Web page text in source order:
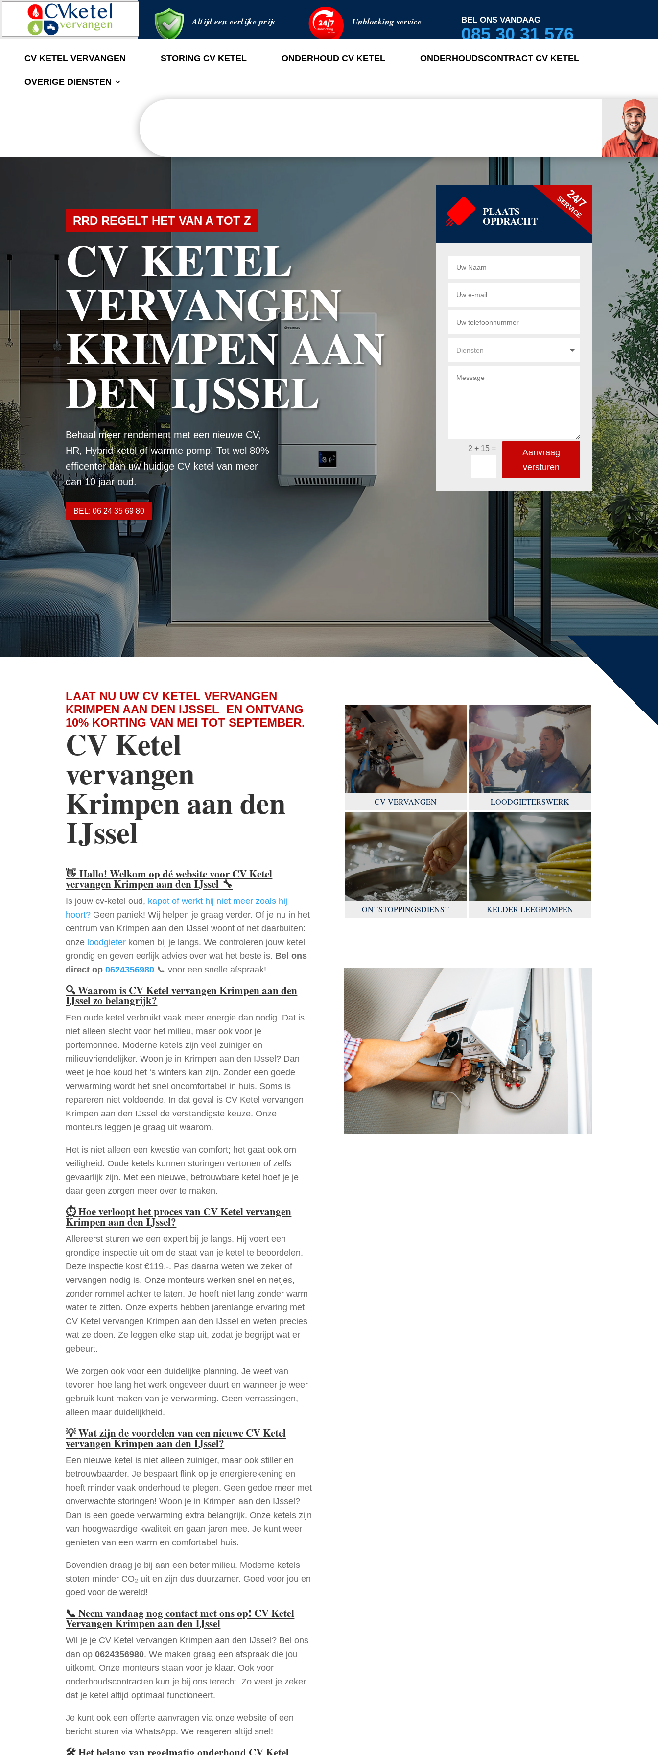
Altijd een eerlijke prijs Unblocking service BEL ONS VANDAAG
085 30 31 576
CV KETEL VERVANGEN STORING CV KETEL ONDERHOUD CV KETEL ONDERHOUDSCONTRACT CV KETEL
OVERIGE DIENSTEN
RRD REGELT HET VAN A TOT Z
CV KETEL
VERVANGEN
KRIMPEN AAN
DEN IJSSEL
Behaal meer rendement met een nieuwe CV,
HR, Hybrid ketel of warmte pomp! Tot wel 80%
efficenter dan uw huidige CV ketel van meer
dan 10 jaar oud.
BEL: 06 24 35 69 80
PLAATS
OPDRACHT
24/7
SERVICE
2 + 15=
Aanvraag
versturen
LAAT NU UW CV KETEL VERVANGEN
KRIMPEN AAN DEN IJSSEL EN ONTVANG
10% KORTING VAN MEI TOT SEPTEMBER.
CV Ketel
vervangen
Krimpen aan den
IJssel
👋Hallo! Welkom op dé website voor CV Ketel
vervangen Krimpen aan den IJssel🔧
Is jouw cv-ketel oud, kapot of werkt hij niet meer zoals hij
hoort? Geen paniek! Wij helpen je graag verder. Of je nu in het
centrum van Krimpen aan den IJssel woont of net daarbuiten:
onze loodgieter komen bij je langs. We controleren jouw ketel
grondig en geven eerlijk advies over wat het beste is. Bel ons
direct op0624356980 📞 voor een snelle afspraak!
🔍Waarom is CV Ketel vervangen Krimpen aan den
IJssel zo belangrijk?
Een oude ketel verbruikt vaak meer energie dan nodig. Dat is
niet alleen slecht voor het milieu, maar ook voor je
portemonnee. Moderne ketels zijn veel zuiniger en
milieuvriendelijker. Woon je in Krimpen aan den IJssel? Dan
weet je hoe koud het ‘s winters kan zijn. Zonder een goede
verwarming wordt het snel oncomfortabel in huis. Soms is
repareren niet voldoende. In dat geval is CV Ketel vervangen
Krimpen aan den IJssel de verstandigste keuze. Onze
monteurs leggen je graag uit waarom.
Het is niet alleen een kwestie van comfort; het gaat ook om
veiligheid. Oude ketels kunnen storingen vertonen of zelfs
gevaarlijk zijn. Met een nieuwe, betrouwbare ketel hoef je je
daar geen zorgen meer over te maken.
⏱Hoe verloopt het proces van CV Ketel vervangen
Krimpen aan den IJssel?
Allereerst sturen we een expert bij je langs. Hij voert een
grondige inspectie uit om de staat van je ketel te beoordelen.
Deze inspectie kost €119,-. Pas daarna weten we zeker of
vervangen nodig is. Onze monteurs werken snel en netjes,
zonder rommel achter te laten. Je hoeft niet lang zonder warm
water te zitten. Onze experts hebben jarenlange ervaring met
CV Ketel vervangen Krimpen aan den IJssel en weten precies
wat ze doen. Ze leggen elke stap uit, zodat je begrijpt wat er
gebeurt.
We zorgen ook voor een duidelijke planning. Je weet van
tevoren hoe lang het werk ongeveer duurt en wanneer je weer
gebruik kunt maken van je verwarming. Geen verrassingen,
alleen maar duidelijkheid.
💡Wat zijn de voordelen van een nieuwe CV Ketel
vervangen Krimpen aan den IJssel?
Een nieuwe ketel is niet alleen zuiniger, maar ook stiller en
betrouwbaarder. Je bespaart flink op je energierekening en
hoeft minder vaak onderhoud te plegen. Geen gedoe meer met
onverwachte storingen! Woon je in Krimpen aan den IJssel?
Dan is een goede verwarming extra belangrijk. Onze ketels zijn
van hoogwaardige kwaliteit en gaan jaren mee. Je kunt weer
genieten van een warm en comfortabel huis.
Bovendien draag je bij aan een beter milieu. Moderne ketels
stoten minder CO₂ uit en zijn dus duurzamer. Goed voor jou en
goed voor de wereld!
📞Neem vandaag nog contact met ons op! CV Ketel
Vervangen Krimpen aan den IJssel
Wil je je CV Ketel vervangen Krimpen aan den IJssel? Bel ons
dan op0624356980. We maken graag een afspraak die jou
uitkomt. Onze monteurs staan voor je klaar. Ook voor
onderhoudscontracten kun je bij ons terecht. Zo weet je zeker
dat je ketel altijd optimaal functioneert.
Je kunt ook een offerte aanvragen via onze website of een
bericht sturen via WhatsApp. We reageren altijd snel!
🛠Het belang van regelmatig onderhoud CV Ketel
CV VERVANGEN LOODGIETERSWERK
ONTSTOPPINGSDIENST KELDER LEEGPOMPEN